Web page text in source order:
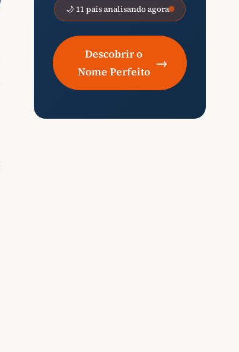
🌙 11 pais analisando agora
Descobrir o
Nome Perfeito
→